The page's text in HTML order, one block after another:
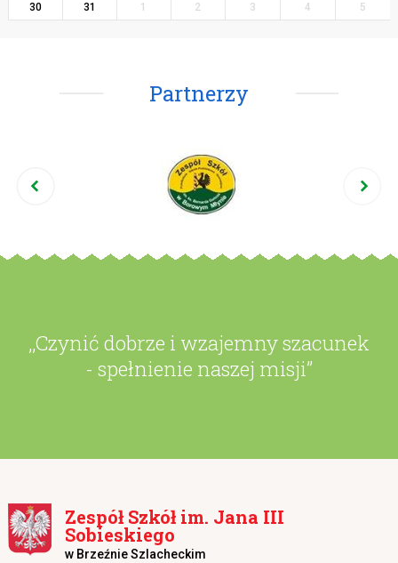
30
31 1 2 3 4 5
Partnerzy
,,Czynić dobrze i wzajemny szacunek
- spełnienie naszej misji”
Zespół Szkół im. Jana III
Sobieskiego
w Brzeźnie Szlacheckim